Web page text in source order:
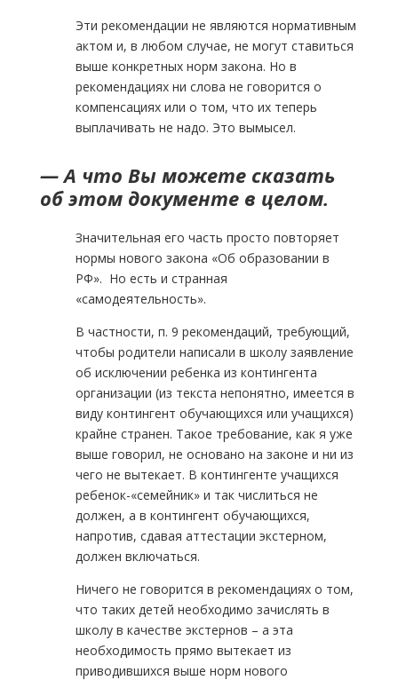
Эти рекомендации не являются нормативным
актом и, в любом случае, не могут ставиться
выше конкретных норм закона. Но в
рекомендациях ни слова не говорится о
компенсациях или о том, что их теперь
выплачивать не надо. Это вымысел.
— А что Вы можете сказать
об этом документе в целом.
Значительная его часть просто повторяет
нормы нового закона «Об образовании в
РФ». Но есть и странная
«самодеятельность».
В частности, п. 9 рекомендаций, требующий,
чтобы родители написали в школу заявление
об исключении ребенка из контингента
организации (из текста непонятно, имеется в
виду контингент обучающихся или учащихся)
крайне странен. Такое требование, как я уже
выше говорил, не основано на законе и ни из
чего не вытекает. В контингенте учащихся
ребенок-«семейник» и так числиться не
должен, а в контингент обучающихся,
напротив, сдавая аттестации экстерном,
должен включаться.
Ничего не говорится в рекомендациях о том,
что таких детей необходимо зачислять в
школу в качестве экстернов – а эта
необходимость прямо вытекает из
приводившихся выше норм нового